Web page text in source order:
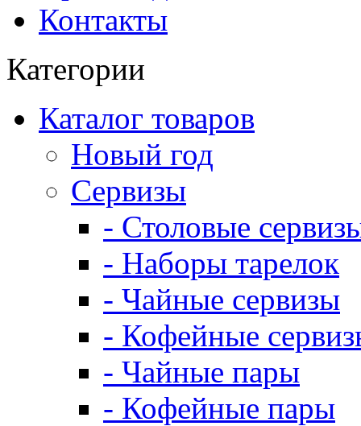
Контакты
Категории
Каталог товаров
Новый год
Сервизы
- Столовые
- Наборы тарелок
- Чайные сервизы
- Кофейные
- Чайные пары
- Кофейные пары